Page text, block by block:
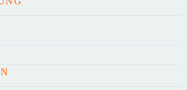
des Veranstalters